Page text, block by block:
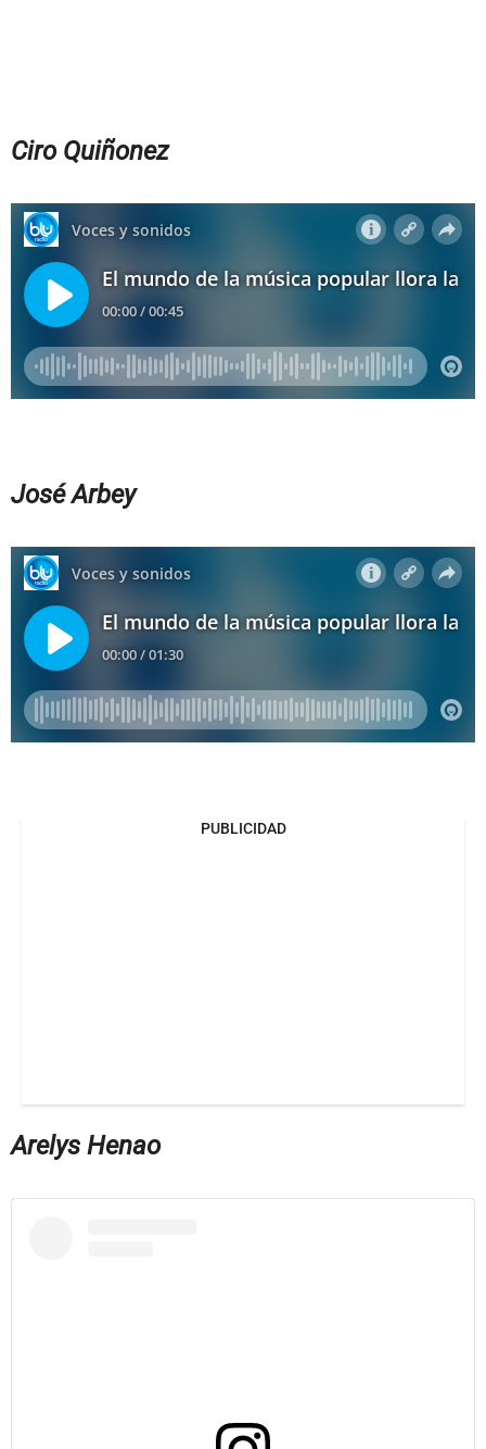
Ciro Quiñonez
José Arbey
PUBLICIDAD
Arelys Henao